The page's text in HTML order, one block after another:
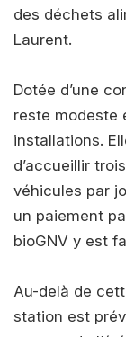
des déchets
Laurent.
Dotée d’une
reste modeste
installations.
d’accueillir
véhicules par
un paiement
bioGNV y est
Au-delà de
station est